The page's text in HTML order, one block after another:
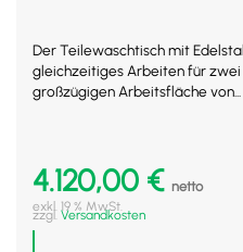
Der Teilewaschtisch mit
gleichzeitiges Arbeiten für
großzügigen Arbeitsfläche von...
4.120,00 € netto
exkl. 19 % MwSt.
zzgl. Versandkosten